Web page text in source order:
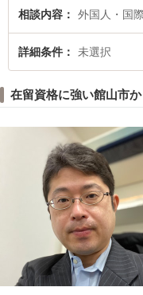
さんにおすすめです。
相談内容 外国人・国
詳細条件 未選択
在留資格に強い館山市